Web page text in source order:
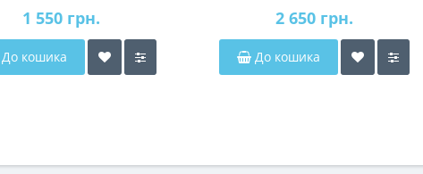
1 550 грн.
До кошика
2 650 грн.
До кошика